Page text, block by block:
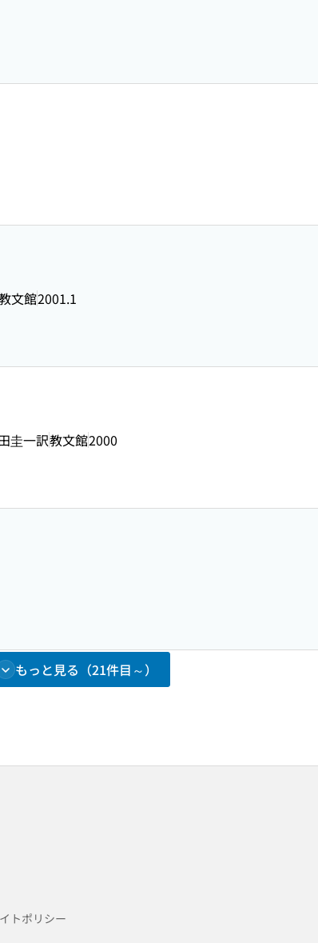
文館2001.1
圭一訳教文館2000
もっと見る（21件目～）
トポリシー